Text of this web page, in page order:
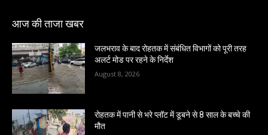
आज की ताजा खबर
जलभराव के बाद रोहतक में संबंधित विभागों को पूरी तरह
अलर्ट मोड पर रहने के निर्देश
August 8, 2026
रोहतक में पानी से भरे प्लॉट में डूबने से 8 साल के बच्चे की
मौत